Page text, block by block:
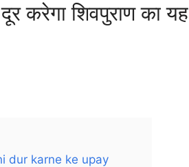
करेगा शिवपुराण का
dur karne ke upay